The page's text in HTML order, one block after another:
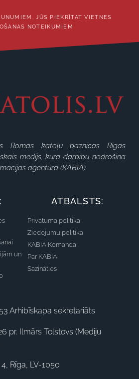
JŪS PIEKRĪTAT VIETNES
NOTEIKUMIEM
Romas katoļu baznīcas Rīgas
medijs, kura darbību nodrošina
aģentūra (KABIA).
un
ATBALSTS:
Privātuma politika
Ziedojumu politika
KABIA Komanda
Par KABIA
Sazināties
Arhibīskapa sekretariāts
pr. Ilmārs Tolstovs (Mediju
Rīga, LV-1050